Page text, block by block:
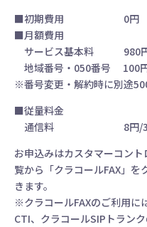
■初期費用 0円
■月額費用
サービス基本料 980
地域番号・050番号 100
※番号変更・解約時に別途
■従量料金
通信料 8円/3
お申込みはカスタマーコン
覧から「クラコールFAX」
きます。
※クラコールFAXのご利用に
CTI、クラコールSIPトラン